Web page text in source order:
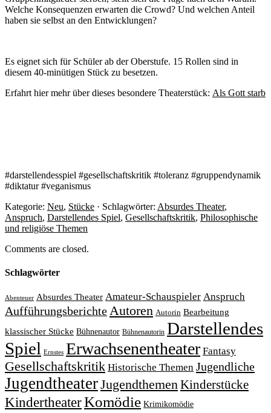
Welche Konsequenzen erwarten die Crowd? Und welchen Anteil
haben sie selbst an den Entwicklungen?
Es eignet sich für Schüler ab der Oberstufe. 15 Rollen sind in
diesem 40-minütigen Stück zu besetzen.
Erfahrt hier mehr über dieses besondere Theaterstück: Als Gott starb
#darstellendesspiel #gesellschaftskritik #toleranz #gruppendynamik
#diktatur #veganismus
Kategorie: Neu, Stücke · Schlagwörter: Absurdes Theater,
Anspruch, Darstellendes Spiel, Gesellschaftskritik, Philosophische
und religiöse Themen
Comments are closed.
Schlagwörter
Abenteuer Absurdes Theater Amateur-Schauspieler Anspruch
AufführungsberichteAutoren Autorin Bearbeitung
klassischer Stücke Bühnenautor Bühnenautorin Darstellendes
Spiel Ernstes Erwachsenentheater Fantasy
Gesellschaftskritik Historische Themen Jugendliche
JugendtheaterJugendthemenKinderstücke
KindertheaterKomödie Krimikomödie